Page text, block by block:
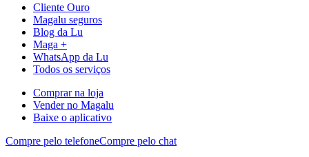
Cliente Ouro
Magalu seguros
Blog da Lu
Maga +
WhatsApp da Lu
Todos os serviços
Comprar na loja
Vender no Magalu
Baixe o aplicativo
Compre pelo telefoneCompre pelo chat